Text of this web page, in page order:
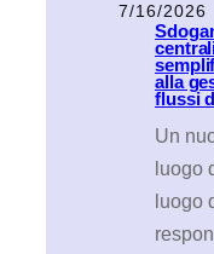
7/16/2026
alla
flussi
Un
luogo
luogo